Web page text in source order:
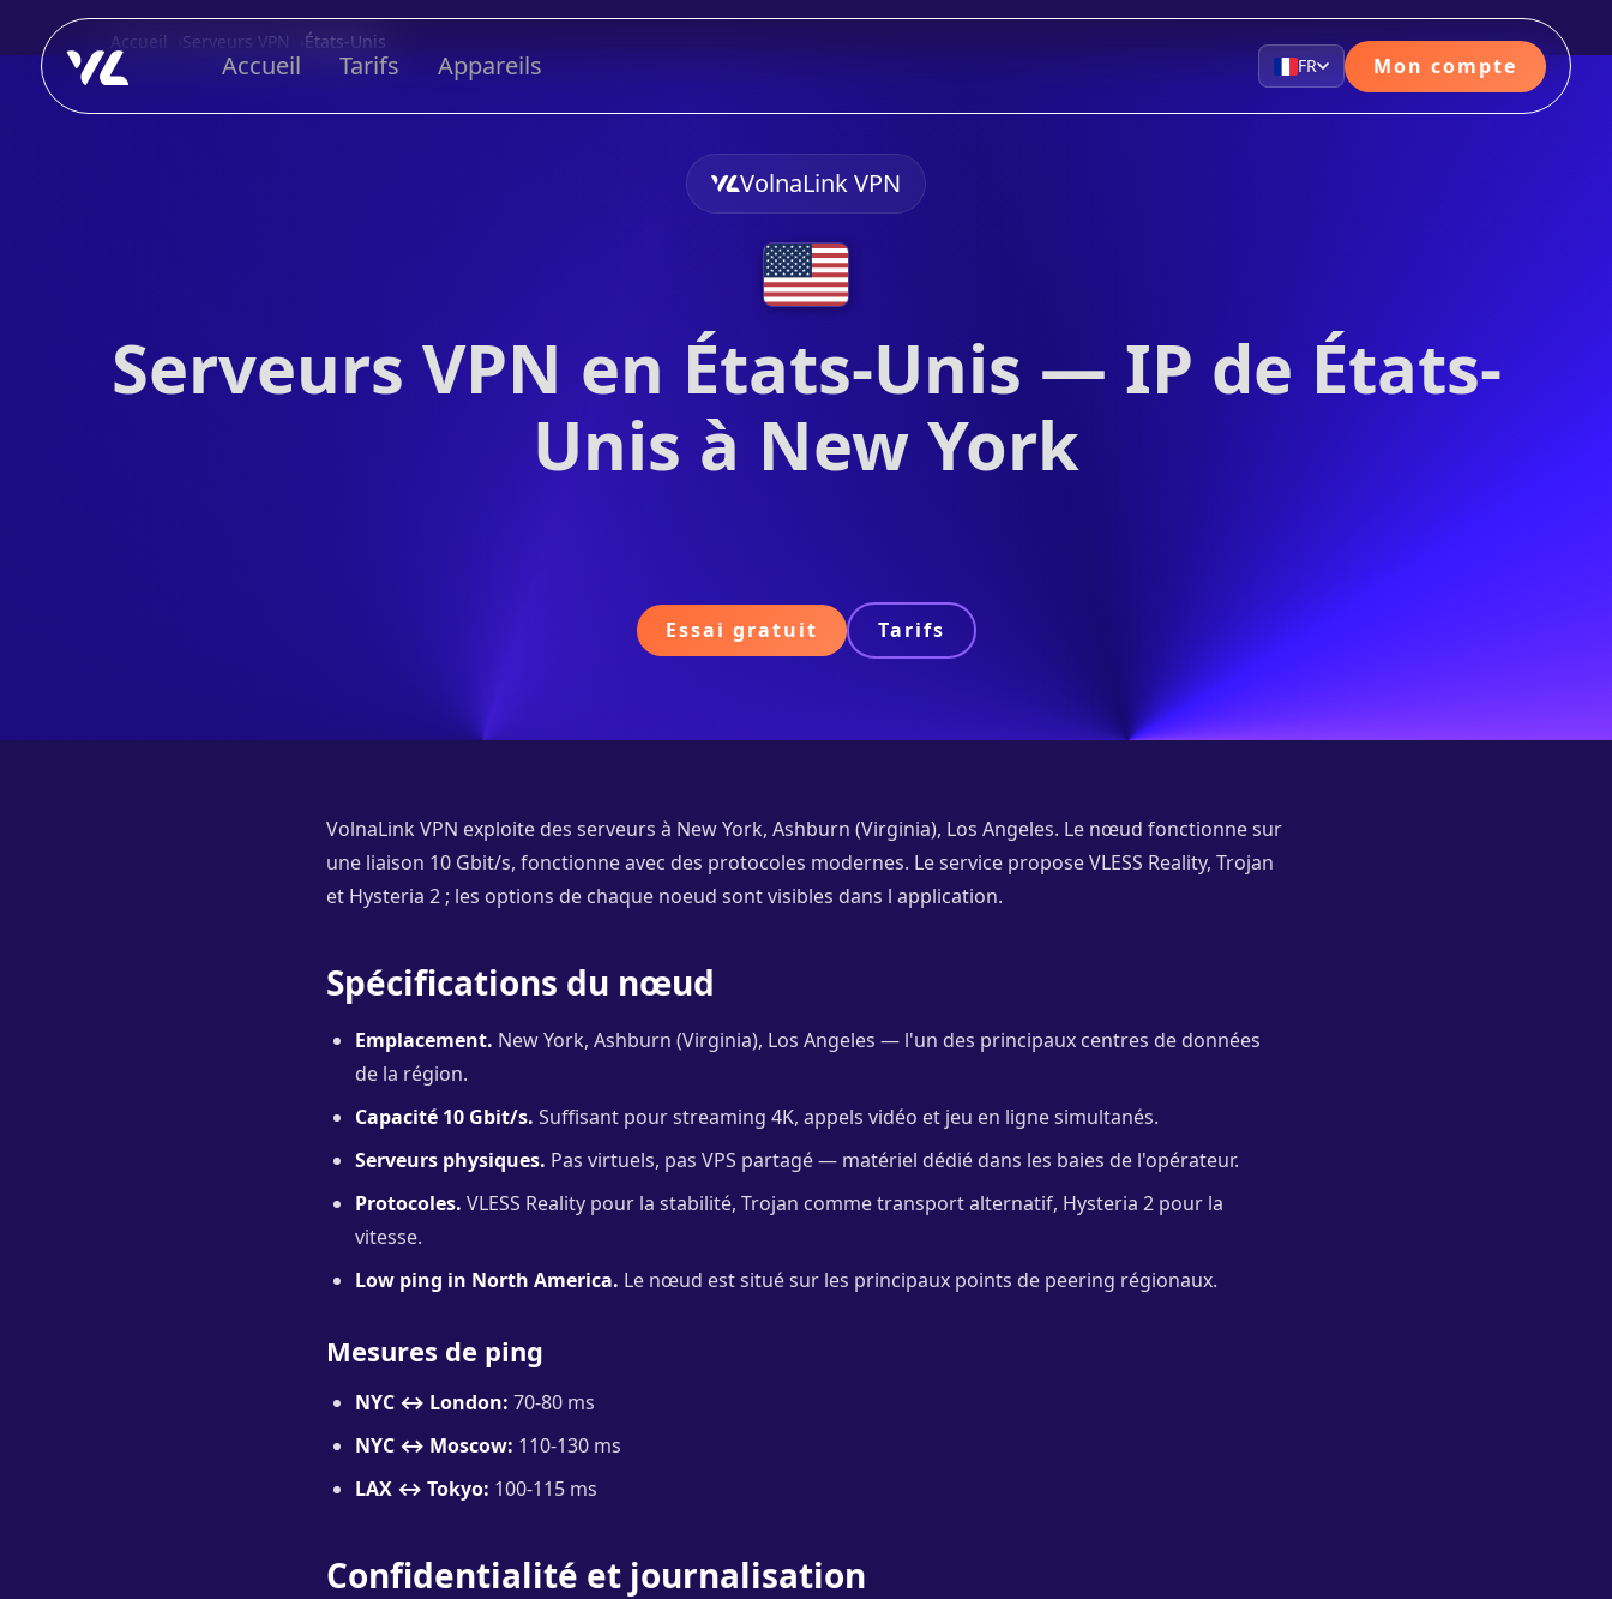
Accueil Tarifs Appareils FR Mon compte
Accueil Serveurs VPN États-Unis
VolnaLink VPN
Serveurs VPN en États-Unis — IP de États-
Unis à New York
Essai gratuit Tarifs
VolnaLink VPN exploite des serveurs à New York, Ashburn (Virginia), Los Angeles. Le nœud fonctionne sur
une liaison 10 Gbit/s, fonctionne avec des protocoles modernes. Le service propose VLESS Reality, Trojan
et Hysteria 2 ; les options de chaque noeud sont visibles dans l application.
Spécifications du nœud
Emplacement. New York, Ashburn (Virginia), Los Angeles — l'un des principaux centres de données
de la région.
Capacité 10 Gbit/s. Suffisant pour streaming 4K, appels vidéo et jeu en ligne simultanés.
Serveurs physiques. Pas virtuels, pas VPS partagé — matériel dédié dans les baies de l'opérateur.
Protocoles. VLESS Reality pour la stabilité, Trojan comme transport alternatif, Hysteria 2 pour la
vitesse.
Low ping in North America. Le nœud est situé sur les principaux points de peering régionaux.
Mesures de ping
NYC ↔ London: 70-80 ms
NYC ↔ Moscow: 110-130 ms
LAX ↔ Tokyo: 100-115 ms
Confidentialité et journalisation